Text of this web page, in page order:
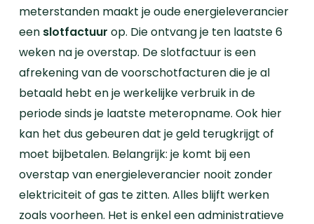
meterstanden maakt je oude energieleverancier
een slotfactuur op. Die ontvang je ten laatste 6
weken na je overstap. De slotfactuur is een
afrekening van de voorschotfacturen die je al
betaald hebt en je werkelijke verbruik in de
periode sinds je laatste meteropname. Ook hier
kan het dus gebeuren dat je geld terugkrijgt of
moet bijbetalen. Belangrijk: je komt bij een
overstap van energieleverancier nooit zonder
elektriciteit of gas te zitten. Alles blijft werken
zoals voorheen. Het is enkel een administratieve